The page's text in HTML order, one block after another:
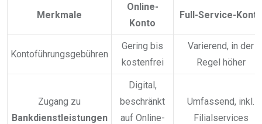
Merkmale
Online-
Konto
Full-Service-Konto
Kontoführungsgebühren
Gering bis
kostenfrei
Varierend, in der
Regel höher
Zugang zu
Bankdienstleistungen
Digital,
beschränkt
auf Online-
Umfassend, inkl.
Filialservices